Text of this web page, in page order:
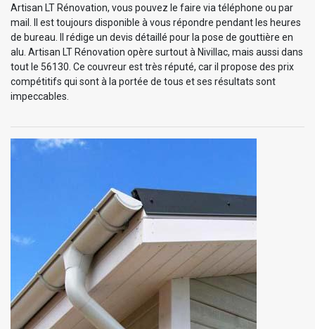
Artisan LT Rénovation, vous pouvez le faire via téléphone ou par
mail. Il est toujours disponible à vous répondre pendant les heures
de bureau. Il rédige un devis détaillé pour la pose de gouttière en
alu. Artisan LT Rénovation opère surtout à Nivillac, mais aussi dans
tout le 56130. Ce couvreur est très réputé, car il propose des prix
compétitifs qui sont à la portée de tous et ses résultats sont
impeccables.